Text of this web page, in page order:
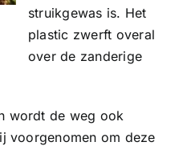
struikgewas is. Het
plastic zwerft overal
over de zanderige
wordt de weg ook
voorgenomen om deze